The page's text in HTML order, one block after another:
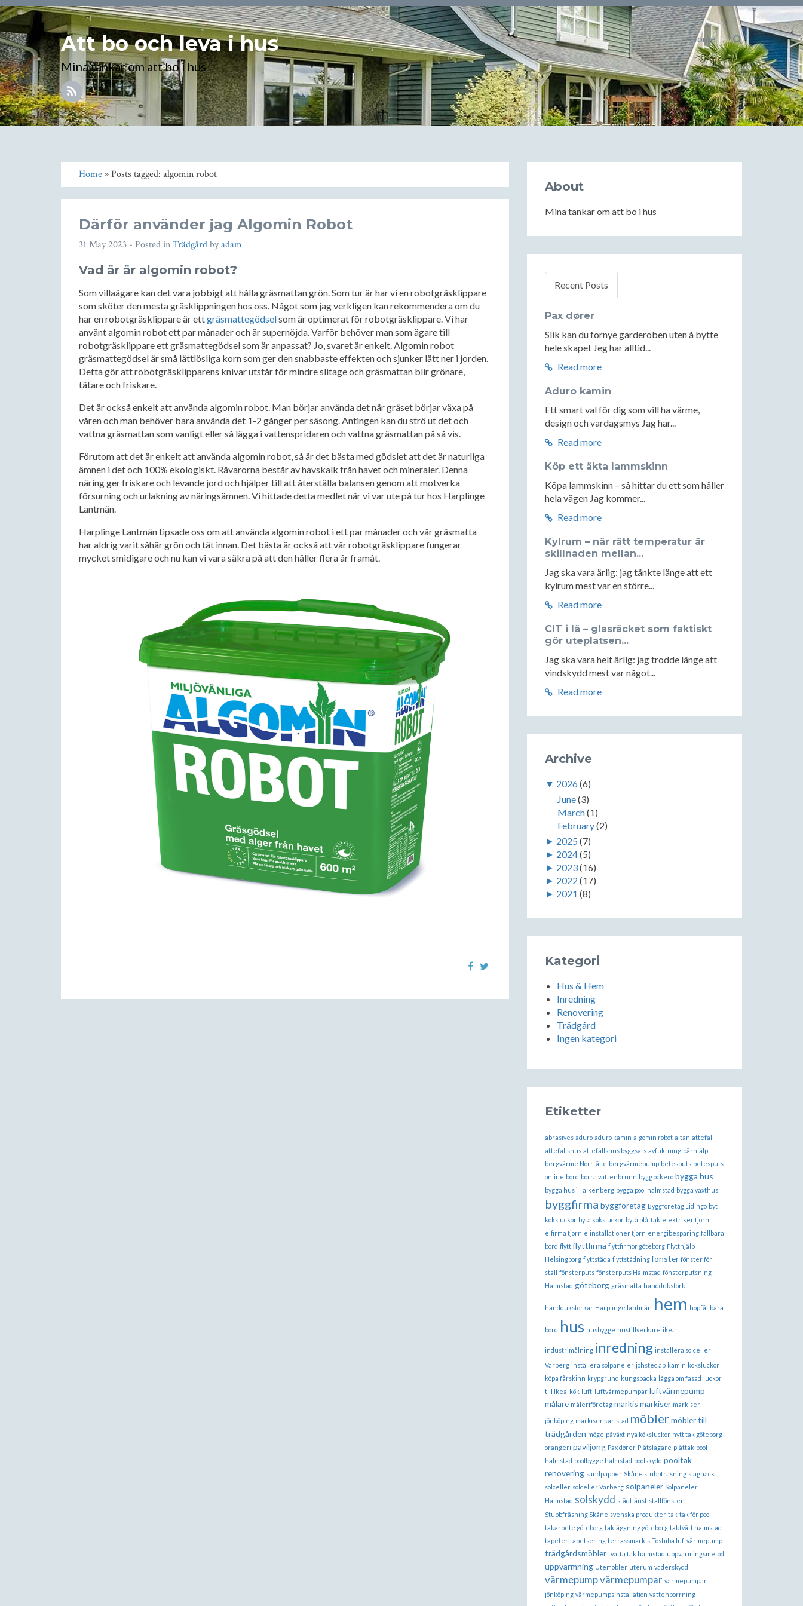
Att bo och leva i hus
Mina tankar om att bo i hus
Home
Home» Posts tagged: algomin robot
Därför använder jag Algomin Robot
31 May 2023 - Posted inTrädgårdbyadam
Vad är är algomin robot?
Som villaägare kan det vara jobbigt att hålla gräsmattan grön. Som tur är har vi en robotgräsklippare
som sköter den mesta gräsklippningen hos oss. Något som jag verkligen kan rekommendera om du
har en robotgräsklippare är ettgräsmattegödselsom är optimerat för robotgräsklippare. Vi har
använt algomin robot ett par månader och är supernöjda. Varför behöver man som ägare till
robotgräsklippare ett gräsmattegödsel som är anpassat? Jo, svaret är enkelt. Algomin robot
gräsmattegödsel är små lättlösliga korn som ger den snabbaste effekten och sjunker lätt ner i jorden.
Detta gör att robotgräsklipparens knivar utstår för mindre slitage och gräsmattan blir grönare,
tätare och friskare.
Det är också enkelt att använda algomin robot. Man börjar använda det när gräset börjar växa på
våren och man behöver bara använda det 1-2 gånger per säsong. Antingen kan du strö ut det och
vattna gräsmattan som vanligt eller så lägga i vattenspridaren och vattna gräsmattan på så vis.
Förutom att det är enkelt att använda algomin robot, så är det bästa med gödslet att det är naturliga
ämnen i det och 100% ekologiskt. Råvarorna består av havskalk från havet och mineraler. Denna
näring ger friskare och levande jord och hjälper till att återställa balansen genom att motverka
försurning och urlakning av näringsämnen. Vi hittade detta medlet när vi var ute på tur hos Harplinge
Lantmän.
Harplinge Lantmän tipsade oss om att använda algomin robot i ett par månader och vår gräsmatta
har aldrig varit såhär grön och tät innan. Det bästa är också att vår robotgräsklippare fungerar
mycket smidigare och nu kan vi vara säkra på att den håller flera år framåt.
About
Mina tankar om att bo i hus
Recent Posts
Pax dører
Slik kan du fornye garderoben uten å bytte
hele skapet Jeg har alltid...
Read more
Aduro kamin
Ett smart val för dig som vill ha värme,
design och vardagsmys Jag har...
Read more
Köp ett äkta lammskinn
Köpa lammskinn – så hittar du ett som håller
hela vägen Jag kommer...
Read more
Kylrum – när rätt temperatur är
skillnaden mellan...
Jag ska vara ärlig: jag tänkte länge att ett
kylrum mest var en större...
Read more
CIT i lä – glasräcket som faktiskt
gör uteplatsen...
Jag ska vara helt ärlig: jag trodde länge att
vindskydd mest var något...
Read more
Archive
▼ 2026(6)
June(3)
March(1)
February(2)
► 2025 (7)
► 2024(5)
► 2023(16)
► 2022 (17)
► 2021 (8)
Kategori
Hus & Hem
Inredning
Renovering
Trädgård
Ingen kategori
Etiketter
abrasives aduro aduro kamin algomin robot altan attefall
attefallshus attefallshus byggsats avfuktning bärhjälp
bergvärme Norrtälje bergvärmepump betesputs betesputs
online bord borra vattenbrunn bygg öckerö bygga hus
bygga hus i Falkenberg bygga pool halmstad bygga växthus
byggfirma byggföretag Byggföretag Lidingö byt
köksluckor byta köksluckor byta plåttak elektriker tjörn
elfirma tjörn elinstallationer tjörn energibesparing fällbara
bord flytt flyttfirma flyttfirmor göteborg Flytthjälp
Helsingborg flyttstäda flyttstädning fönster fönster för
stall fönsterputs fönsterputs Halmstad fönsterputsning
Halmstad göteborg gräsmatta handdukstork
handdukstorkar Harplinge lantmän hem hopfällbara
bord hus husbygge hustillverkare ikea
industrimålning inredning installera solceller
Varberg installera solpaneler johstec ab kamin köksluckor
köpa fårskinn krypgrund kungsbacka lägga om fasad luckor
till Ikea-kök luft-luftvärmepumpar luftvärmepump
målare måleriföretag markis markiser markiser
jönköping markiser karlstad möblermöbler till
trädgården mögelpåväxt nya köksluckor nytt tak göteborg
orangeri paviljong Pax dører Plåtslagare plåttak pool
halmstad poolbygge halmstad poolskydd pooltak
renovering sandpapper Skåne stubbfräsning slaghack
solceller solceller Varberg solpaneler Solpaneler
Halmstad solskydd städtjänst stallfönster
Stubbfräsning Skåne svenska produkter tak tak för pool
takarbete göteborg takläggning göteborg taktvätt halmstad
tapeter tapetsering terrassmarkis Toshiba luftvärmepump
trädgårdsmöbler tvätta tak halmstad uppvärmingsmetod
uppvärmning Utemöbler uterum väderskydd
värmepumpvärmepumpar värmepumpar
jönköping värmepumpsinstallation vattenborrning